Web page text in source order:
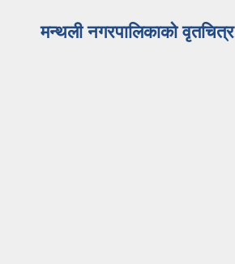
मन्थली नगरपालिकाको वृतचित्र